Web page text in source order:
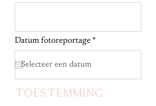
Datum fotoreportage *
e
e
Toestemming